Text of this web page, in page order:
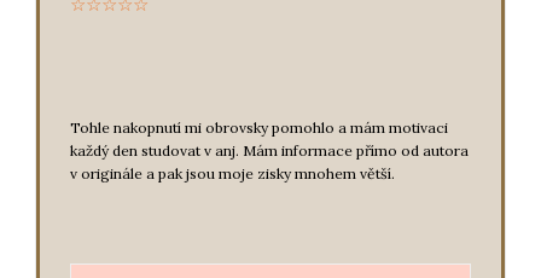
Tohle nakopnutí mi obrovsky pomohlo a mám motivaci
každý den studovat v anj. Mám informace přímo od autora
v originále a pak jsou moje zisky mnohem větší.